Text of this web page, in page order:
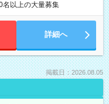
名以上の大量募集
詳細へ
掲載日：2026.08.05